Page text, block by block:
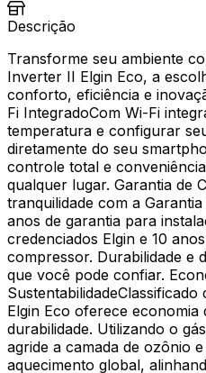
Descrição
Transforme seu ambiente
Inverter II Elgin Eco, a
conforto, eficiência e
Fi IntegradoCom Wi-Fi
temperatura e configurar
diretamente do seu
controle total e
qualquer lugar. Garantia de
tranquilidade com a
anos de garantia para
credenciados Elgin e 10
compressor. Durabilidade e
que você pode confiar.
Elgin Eco oferece economia
durabilidade. Utilizando o
agride a camada de ozônio
aquecimento global,